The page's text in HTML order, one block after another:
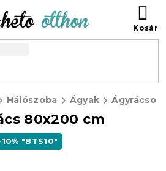
Hálószoba Ágyak Ágyrácsok
80x200 cm
"BTS10"